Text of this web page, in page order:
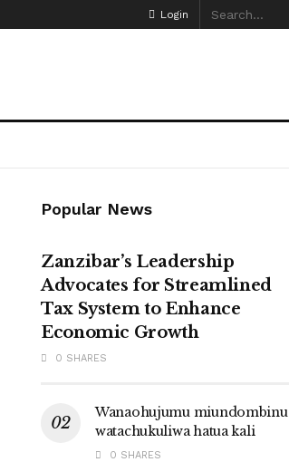
Login
Popular News
Zanzibar’s Leadership
Advocates for Streamlined
Tax System to Enhance
Economic Growth
0 SHARES
Wanaohujumu miundombinu
watachukuliwa hatua kali
0 SHARES